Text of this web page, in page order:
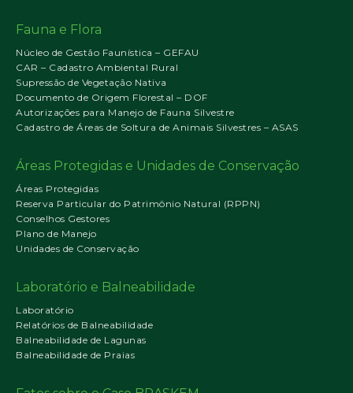
Fauna e Flora
Núcleo de Gestão Faunística – GEFAU
CAR – Cadastro Ambiental Rural
Supressão de Vegetação Nativa
Documento de Origem Florestal – DOF
Autorizações para Manejo de Fauna Silvestre
Cadastro de Áreas de Soltura de Animais Silvestres – ASAS
Áreas Protegidas e Unidades de Conservação
Áreas Protegidas
Reserva Particular do Patrimônio Natural (RPPN)
Conselhos Gestores
Plano de Manejo
Unidades de Conservação
Laboratório e Balneabilidade
Laboratório
Relatórios de Balneabilidade
Balneabilidade de Lagunas
Balneabilidade de Praias